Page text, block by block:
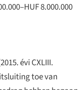
8.000.000
2015. évi CXLIII.
toe van